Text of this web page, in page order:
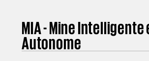
MIA - Mine Intelligente
Autonome